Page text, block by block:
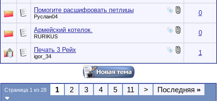
Помогите расшифровать петлицы
Руслан04 0
Армейский котелок.
RURIKUS 0
Печать 3 Рейх
igor_34 1
Страница 1 из 28 1 2 3 4 5 11 > Последняя »